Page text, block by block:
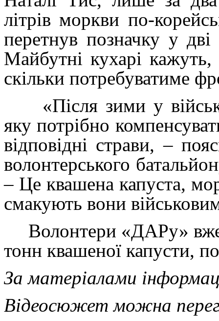
літрів моркви по-
перетнув позначку у
Майбутні кухарі
скільки потребуватиме
«Після зими у
яку потрібно
відповідні страви, –
волонтерського
– Це квашена капуста,
смакують вони
Волонтери «ДАРу» вже
тонн квашеної капусти,
За матеріалами
Відеосюжет можна